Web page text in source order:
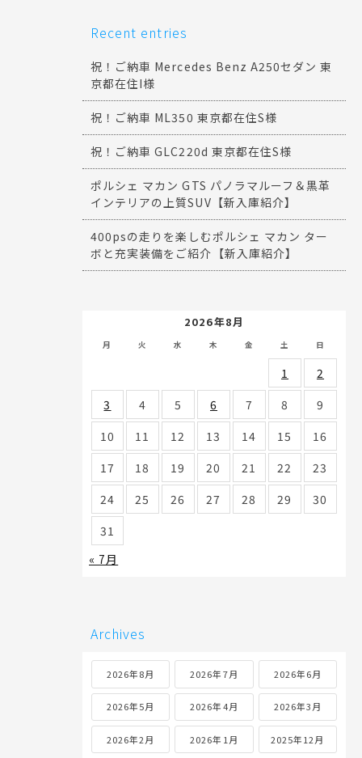
Recent entries
祝！ご納車 Mercedes Benz A250セダン 東
京都在住I様
祝！ご納車 ML350 東京都在住S様
祝！ご納車 GLC220d 東京都在住S様
ポルシェ マカン GTS パノラマルーフ＆黒革
インテリアの上質SUV【新入庫紹介】
400psの走りを楽しむポルシェ マカン ター
ボと充実装備をご紹介【新入庫紹介】
2026年8月
月 火 水 木 金 土 日
1
2
3
4 5 6 7 8
9
10
11 12 13 14 15
16
17
18 19 20 21 22
23
24
25 26 27 28 29
30
31
« 7月
Archives
2026年8月 2026年7月 2026年6月
2026年5月 2026年4月 2026年3月
2026年2月 2026年1月 2025年12月